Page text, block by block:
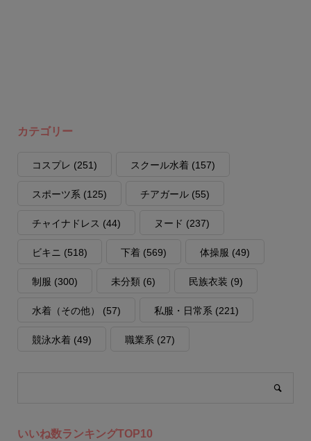
カテゴリー
コスプレ (251) スクール水着 (157)
スポーツ系 (125) チアガール(55)
チャイナドレス (44) ヌード (237)
ビキニ (518) 下着 (569) 体操服 (49)
制服 (300) 未分類(6) 民族衣装 (9)
水着（その他） (57) 私服・日常系 (221)
競泳水着 (49) 職業系 (27)
いいね数ランキングTOP10